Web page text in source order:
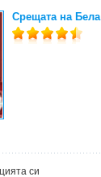
Срещата на Бела
си